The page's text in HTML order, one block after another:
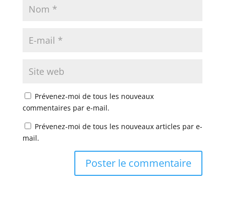
Prévenez-moi de tous les nouveaux
commentaires par e-mail.
Prévenez-moi de tous les nouveaux articles par e-
mail.